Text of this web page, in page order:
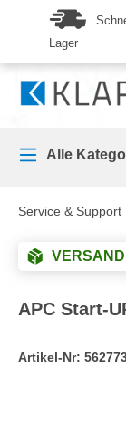
Zur
Lager
Alle
Service & Support
APC Start-
Artikel-Nr: